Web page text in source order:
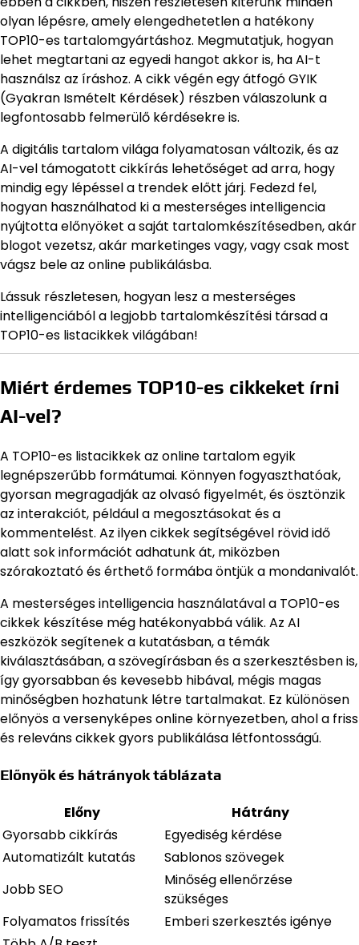
olyan lépésre, amely elengedhetetlen a hatékony
TOP10-es tartalomgyártáshoz. Megmutatjuk, hogyan
lehet megtartani az egyedi hangot akkor is, ha AI-t
használsz az íráshoz. A cikk végén egy átfogó GYIK
(Gyakran Ismételt Kérdések) részben válaszolunk a
legfontosabb felmerülő kérdésekre is.
A digitális tartalom világa folyamatosan változik, és az
AI-vel támogatott cikkírás lehetőséget ad arra, hogy
mindig egy lépéssel a trendek előtt járj. Fedezd fel,
hogyan használhatod ki a mesterséges intelligencia
nyújtotta előnyöket a saját tartalomkészítésedben, akár
blogot vezetsz, akár marketinges vagy, vagy csak most
vágsz bele az online publikálásba.
Lássuk részletesen, hogyan lesz a mesterséges
intelligenciából a legjobb tartalomkészítési társad a
TOP10-es listacikkek világában!
Miért érdemes TOP10-es cikkeket írni
AI-vel?
A TOP10-es listacikkek az online tartalom egyik
legnépszerűbb formátumai. Könnyen fogyaszthatóak,
gyorsan megragadják az olvasó figyelmét, és ösztönzik
az interakciót, például a megosztásokat és a
kommentelést. Az ilyen cikkek segítségével rövid idő
alatt sok információt adhatunk át, miközben
szórakoztató és érthető formába öntjük a mondanivalót.
A mesterséges intelligencia használatával a TOP10-es
cikkek készítése még hatékonyabbá válik. Az AI
eszközök segítenek a kutatásban, a témák
kiválasztásában, a szövegírásban és a szerkesztésben is,
így gyorsabban és kevesebb hibával, mégis magas
minőségben hozhatunk létre tartalmakat. Ez különösen
előnyös a versenyképes online környezetben, ahol a friss
és releváns cikkek gyors publikálása létfontosságú.
Előnyök és hátrányok táblázata
Előny
Hátrány
Gyorsabb cikkírás
Egyediség kérdése
Automatizált kutatás
Sablonos szövegek
Jobb SEO
Minőség ellenőrzése
szükséges
Folyamatos frissítés
Emberi szerkesztés igénye